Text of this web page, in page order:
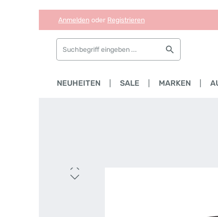
Zum Hauptinhalt springen
Zur Suche springen
Zur Hauptnavigation springen
Anmelden oder Registrieren
NEUHEITEN SALE MARKEN
Bildergalerie überspringen